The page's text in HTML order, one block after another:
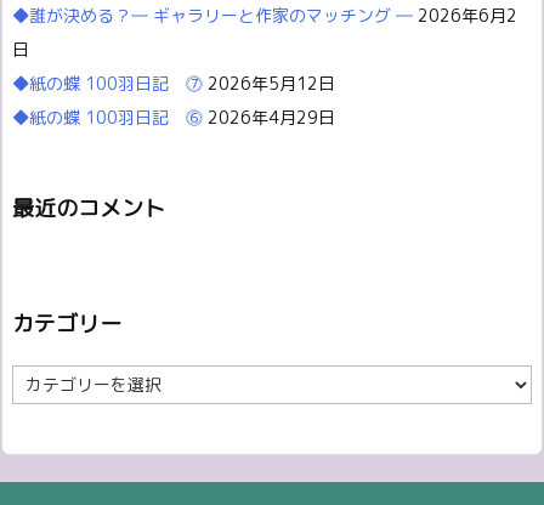
◆誰が決める？― ギャラリーと作家のマッチング ― 2026年6月2
日
◆紙の蝶 100羽日記 ⓻ 2026年5月12日
◆紙の蝶 100羽日記 ⓺ 2026年4月29日
最近のコメント
カテゴリー
カ
テ
リ